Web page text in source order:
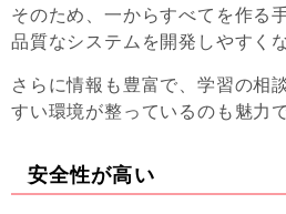
そのため、一からすべてを作る
品質なシステムを開発しやすく
さらに情報も豊富で、学習の相
すい環境が整っているのも魅力で
安全性が高い